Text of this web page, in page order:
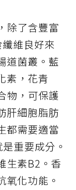
除了含豐富
維良好來
道菌叢。藍
素，花青
物，可保護
肝細胞脂肪
都需要適當
重要成分。
生素B2。香
氧化功能。